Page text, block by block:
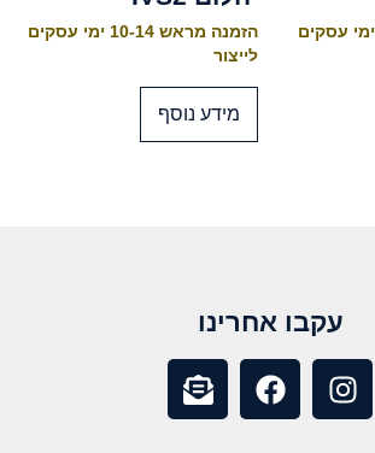
הזמנה מראש 10-14 ימי עסקים
הזמנה מראש 10-14 ימי עסקים
לייצור
מידע נוסף
עקבו אחרינו